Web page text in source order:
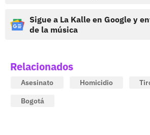
Sigue a La Kalle en Google y
de la música
Relacionados
Asesinato Homicidio
Bogotá